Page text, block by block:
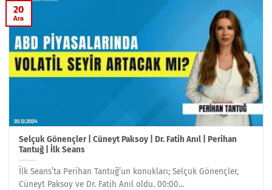
Selçuk Gönençler | Cüneyt Paksoy | Dr. Fatih Anıl | Perihan
Tantuğ | İlk Seans
İlk Seans’ta Perihan Tantuğ’un konukları; Selçuk Gönençler,
Cüneyt Paksoy ve Dr. Fatih Anıl oldu. 00:00...
20
Ara